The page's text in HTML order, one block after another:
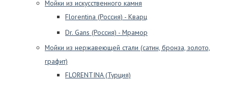
Мойки из искусственного камня
Florentina (Россия) - Кварц
Dr. Gans (Россия) - Мрамор
Мойки из нержавеющей стали (сатин, бронза, золото,
графит)
FLORENTINA (Турция)